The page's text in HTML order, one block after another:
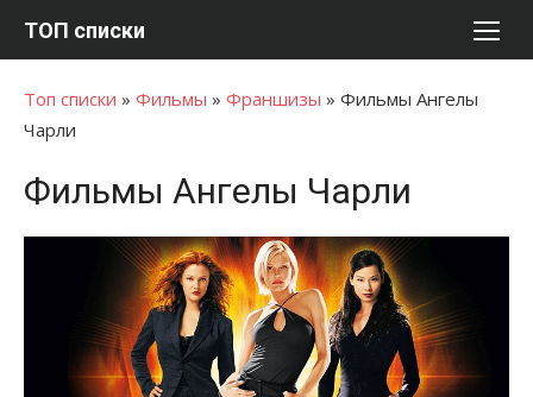
ТОП списки
Топ списки » Фильмы » Франшизы » Фильмы Ангелы
Чарли
Фильмы Ангелы Чарли